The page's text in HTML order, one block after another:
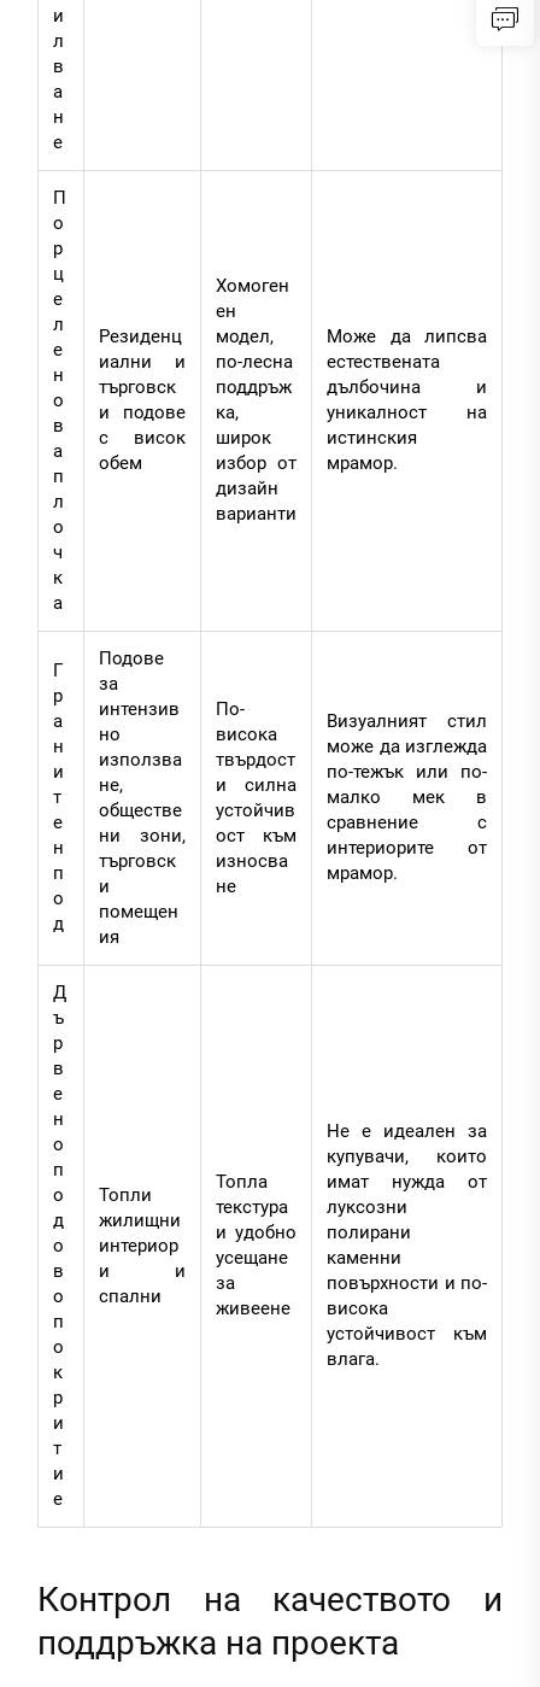
и
л
в
а
н
е
П
о
р
ц
е
л
е
н
о
в
а
п
л
о
ч
к
а
Резиденц
иални и
търговск
и подове
с висок
обем
Хомоген
ен
модел,
по-лесна
поддръж
ка,
широк
избор от
дизайн
варианти
Може да липсва
естествената
дълбочина и
уникалност на
истинския
мрамор.
Г
р
а
н
и
т
е
н
п
о
д
Подове
за
интензив
но
използва
не,
обществе
ни зони,
търговск
и
помещен
ия
По-
висока
твърдост
и силна
устойчив
ост към
износва
не
Визуалният стил
може да изглежда
по-тежък или по-
малко мек в
сравнение с
интериорите от
мрамор.
Д
ъ
р
в
е
н
о
п
о
д
о
в
о
п
о
к
р
и
т
и
е
Топли
жилищни
интериор
и и
спални
Топла
текстура
и удобно
усещане
за
живеене
Не е идеален за
купувачи, които
имат нужда от
луксозни
полирани
каменни
повърхности и по-
висока
устойчивост към
влага.
Контрол на качеството и
поддръжка на проекта